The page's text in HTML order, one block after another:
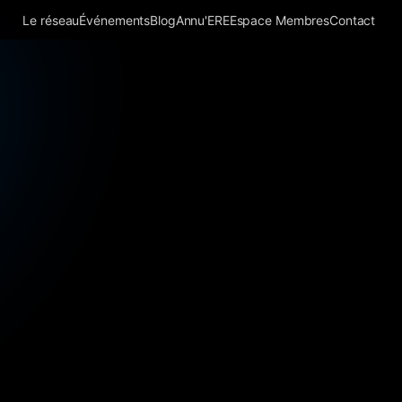
Le réseauÉvénementsBlogAnnu'EREEspace MembresContact